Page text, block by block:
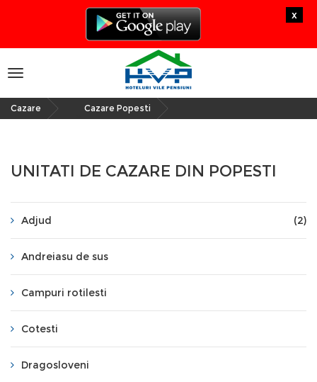
x
Toggle
navigation
Cazare Cazare Popesti
UNITATI DE CAZARE DIN POPESTI
Adjud (2)
Andreiasu de sus
Campuri rotilesti
Cotesti
Dragosloveni